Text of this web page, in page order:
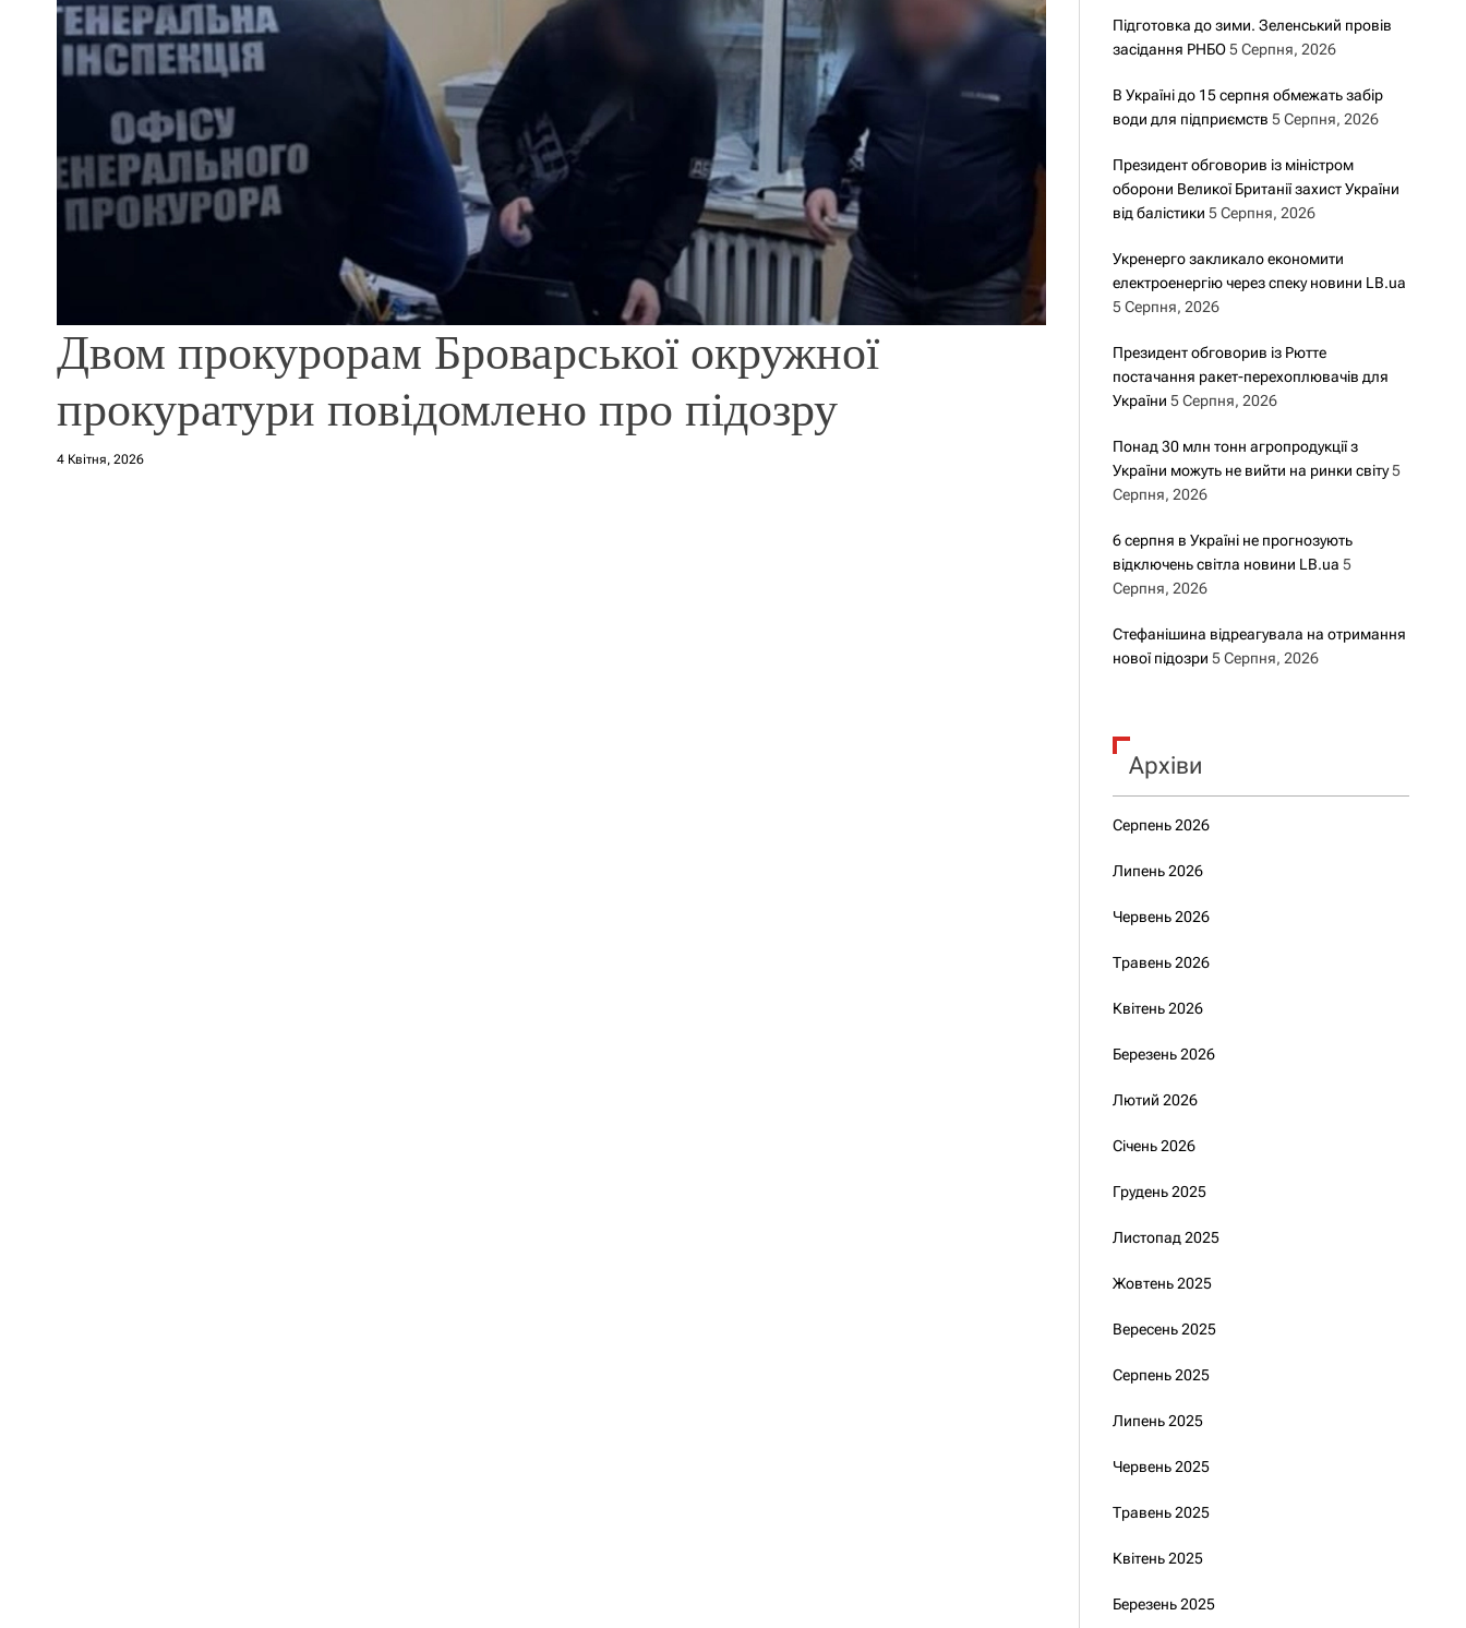
Двом прокурорам Броварської окружної
прокуратури повідомлено про підозру
4 Квітня, 2026
Підготовка до зими. Зеленський провів
засідання РНБО 5 Серпня, 2026
В Україні до 15 серпня обмежать забір
води для підприємств 5 Серпня, 2026
Президент обговорив із міністром
оборони Великої Британії захист України
від балістики 5 Серпня, 2026
Укренерго закликало економити
електроенергію через спеку новини LB.ua
5 Серпня, 2026
Президент обговорив із Рютте
постачання ракет-перехоплювачів для
України 5 Серпня, 2026
Понад 30 млн тонн агропродукції з
України можуть не вийти на ринки світу 5
Серпня, 2026
6 серпня в Україні не прогнозують
відключень світла новини LB.ua 5
Серпня, 2026
Стефанішина відреагувала на отримання
нової підозри 5 Серпня, 2026
Архіви
Серпень 2026
Липень 2026
Червень 2026
Травень 2026
Квітень 2026
Березень 2026
Лютий 2026
Січень 2026
Грудень 2025
Листопад 2025
Жовтень 2025
Вересень 2025
Серпень 2025
Липень 2025
Червень 2025
Травень 2025
Квітень 2025
Березень 2025